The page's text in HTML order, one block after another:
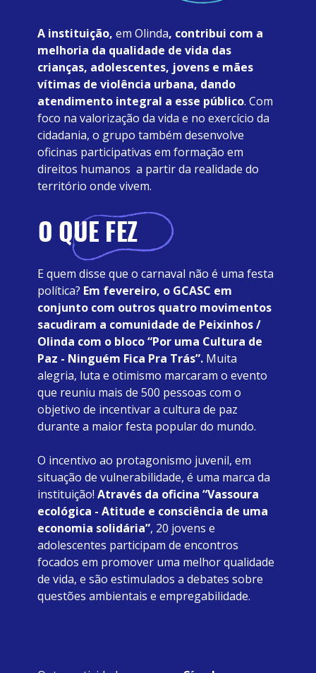
A instituição, em Olinda, contribui com a
melhoria da qualidade de vida das
crianças, adolescentes, jovens e mães
vítimas de violência urbana, dando
atendimento integral a esse público. Com
foco na valorização da vida e no exercício da
cidadania, o grupo também desenvolve
oficinas participativas em formação em
direitos humanos  a partir da realidade do
território onde vivem.
E quem disse que o carnaval não é uma festa
política? Em fevereiro, o GCASC em
conjunto com outros quatro movimentos
sacudiram a comunidade de Peixinhos /
Olinda com o bloco “Por uma Cultura de
Paz - Ninguém Fica Pra Trás”. Muita
alegria, luta e otimismo marcaram o evento
que reuniu mais de 500 pessoas com o
objetivo de incentivar a cultura de paz
durante a maior festa popular do mundo.
O incentivo ao protagonismo juvenil, em
situação de vulnerabilidade, é uma marca da
instituição! Através da oficina “Vassoura
ecológica - Atitude e consciência de uma
economia solidária”, 20 jovens e
adolescentes participam de encontros
focados em promover uma melhor qualidade
de vida, e são estimulados a debates sobre
questões ambientais e empregabilidade.